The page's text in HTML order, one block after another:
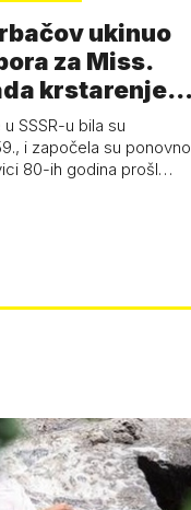
ukinuo
za Miss.
SSSR-u bila su
i započela su ponovno
80-ih godina prošl…